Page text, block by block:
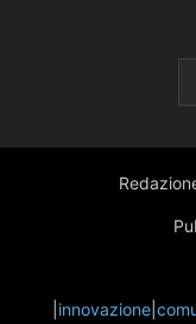
innovazione